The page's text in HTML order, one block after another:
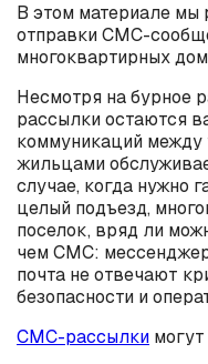
В этом материале мы
отправки СМС-
многоквартирных
Несмотря на бурное
рассылки остаются
коммуникаций
жильцами
случае, когда нужно
целый подъезд,
поселок, вряд ли
чем СМС:
почта не отвечают
безопасности и
СМС-рассылки